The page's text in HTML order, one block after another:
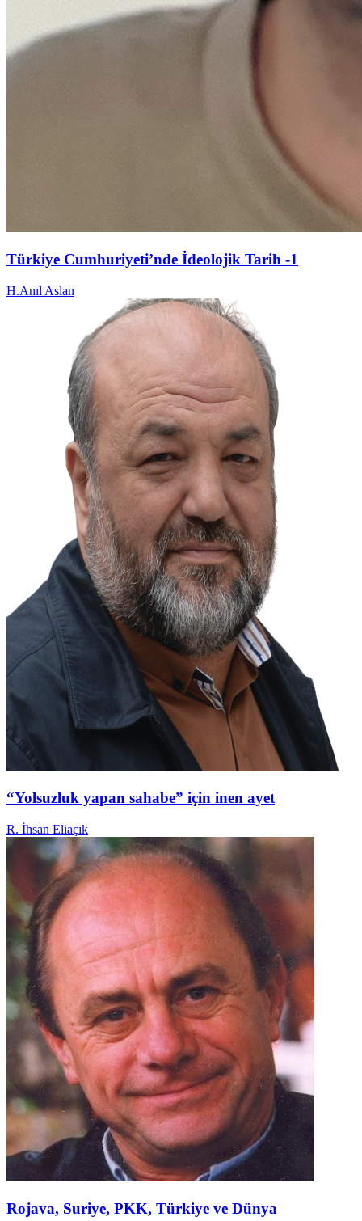
Türkiye Cumhuriyeti’nde İdeolojik Tarih -1
H.Anıl Aslan
“Yolsuzluk yapan sahabe” için inen ayet
R. İhsan Eliaçık
Rojava, Suriye, PKK, Türkiye ve Dünya